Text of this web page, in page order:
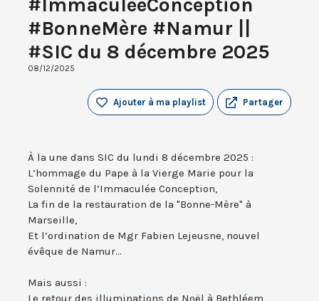
#BonneMère #Namur ||
#SIC du 8 décembre 2025
08/12/2025
Partager
Ajouter à ma playlist
À la une dans SIC du lundi 8 décembre 2025 :
L’hommage du Pape à la Vierge Marie pour la
Solennité de l’Immaculée Conception,
La fin de la restauration de la "Bonne-Mère" à
Marseille,
Et l’ordination de Mgr Fabien Lejeusne, nouvel
évêque de Namur...
Mais aussi :
Le retour des illuminations de Noël à Bethléem,